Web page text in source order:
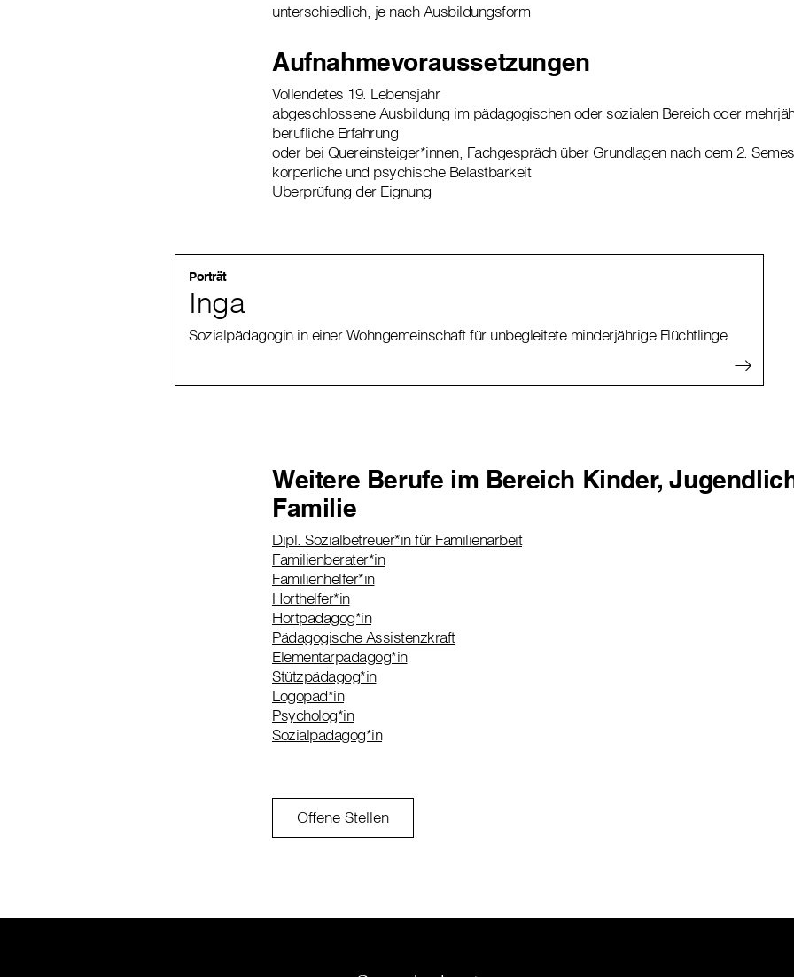
unterschiedlich, je nach Ausbildungsform
Aufnahmevoraussetzungen
Vollendetes 19. Lebensjahr
abgeschlossene Ausbildung im pädagogischen oder sozialen Bereich oder
berufliche Erfahrung
oder bei Quereinsteiger*innen, Fachgespräch über Grundlagen nach dem 2.
körperliche und psychische Belastbarkeit
Überprüfung der Eignung
Porträt
Inga
Sozialpädagogin in einer Wohngemeinschaft für unbegleitete minderjährige Flüchtlinge
Weitere Berufe im Bereich Kinder,
Familie
Dipl. Sozialbetreuer*in für Familienarbeit
Familienberater*in
Familienhelfer*in
Horthelfer*in
Hortpädagog*in
Pädagogische Assistenzkraft
Elementarpädagog*in
Stützpädagog*in
Logopäd*in
Psycholog*in
Sozialpädagog*in
Offene Stellen